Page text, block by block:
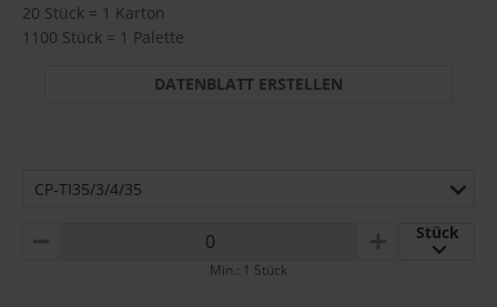
20 Stück = 1 Karton
1100 Stück = 1 Palette
DATENBLATT ERSTELLEN
CP-TI35/3/4/35
MINUS PLUS
Stück
Min.: 1 Stück